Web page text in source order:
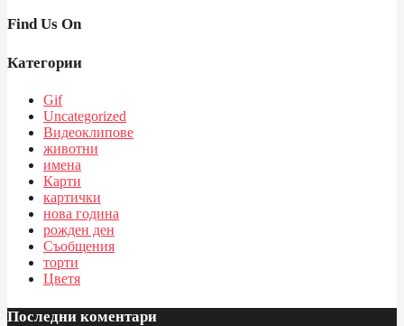
Find Us On
Категории
Gif
Uncategorized
Видеоклипове
животни
имена
Карти
картички
нова година
рожден ден
Съобщения
торти
Цветя
Последни коментари